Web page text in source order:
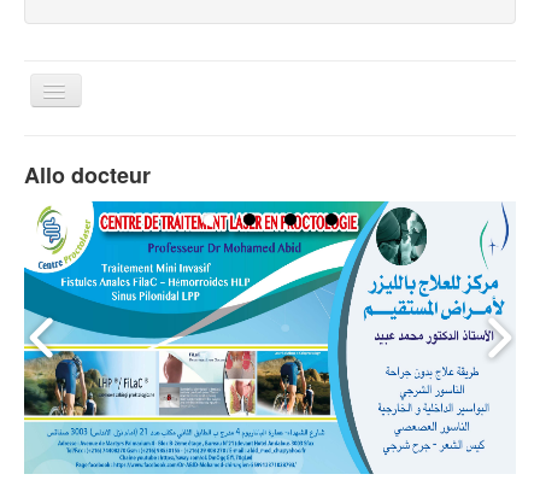
Basculer
Contact
Allo docteur